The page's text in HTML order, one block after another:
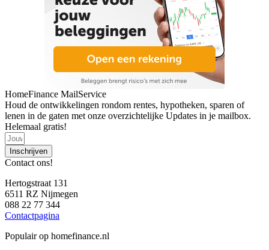
HomeFinance MailService
Houd de ontwikkelingen rondom rentes, hypotheken, sparen of
lenen in de gaten met onze overzichtelijke Updates in je mailbox.
Helemaal gratis!
Inschrijven
Contact ons!
Hertogstraat 131
6511 RZ Nijmegen
088 22 77 344
Contactpagina
Populair op homefinance.nl